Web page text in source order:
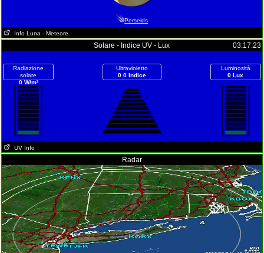
Perseids
Info Luna - Meteore
Solare - Indice UV - Lux 03:17:23
Radiazione
solare
0 W/m²
Ultravioletto
0.0 Indice
Luminosità
0 Lux
UV Info
Radar